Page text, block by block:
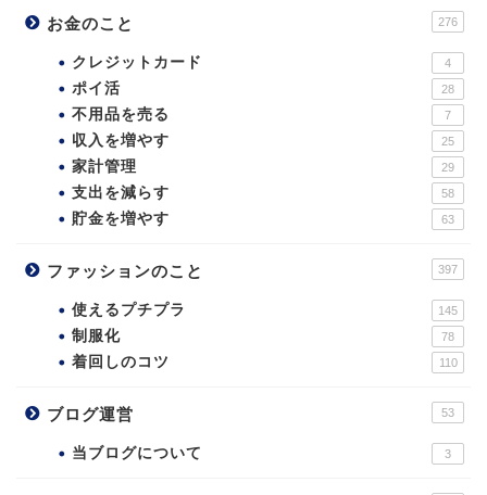
お金のこと 276
クレジットカード 4
ポイ活 28
不用品を売る 7
収入を増やす 25
家計管理 29
支出を減らす 58
貯金を増やす 63
ファッションのこと 397
使えるプチプラ 145
制服化 78
着回しのコツ 110
ブログ運営 53
当ブログについて 3